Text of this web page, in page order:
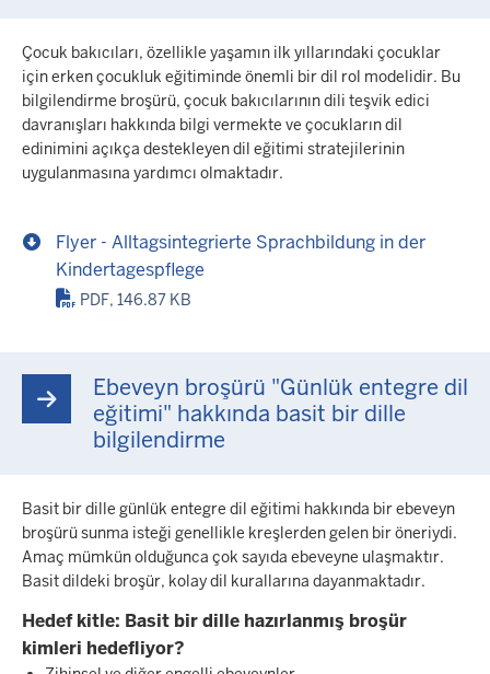
Çocuk bakıcıları, özellikle yaşamın ilk yıllarındaki çocuklar
için erken çocukluk eğitiminde önemli bir dil rol modelidir. Bu
bilgilendirme broşürü, çocuk bakıcılarının dili teşvik edici
davranışları hakkında bilgi vermekte ve çocukların dil
edinimini açıkça destekleyen dil eğitimi stratejilerinin
uygulanmasına yardımcı olmaktadır.
Flyer - Alltagsintegrierte Sprachbildung in der
Kindertagespflege
PDF, 146.87 KB
Ebeveyn broşürü "Günlük entegre dil
eğitimi" hakkında basit bir dille
bilgilendirme
Basit bir dille günlük entegre dil eğitimi hakkında bir ebeveyn
broşürü sunma isteği genellikle kreşlerden gelen bir öneriydi.
Amaç mümkün olduğunca çok sayıda ebeveyne ulaşmaktır.
Basit dildeki broşür, kolay dil kurallarına dayanmaktadır.
Hedef kitle: Basit bir dille hazırlanmış broşür
kimleri hedefliyor?